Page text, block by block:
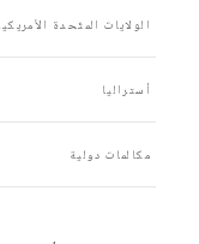
الولايات المتّحدة
أستراليا
مكالمات دولية